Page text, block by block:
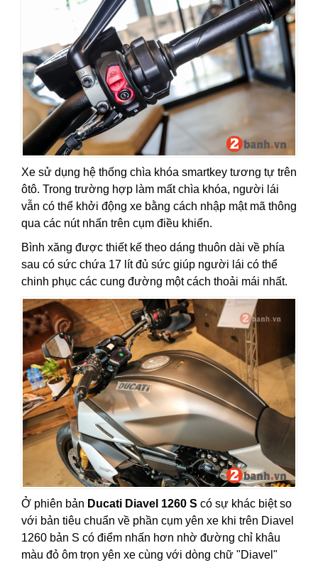
Xe sử dụng hệ thống chìa khóa smartkey tương tự trên
ôtô. Trong trường hợp làm mất chìa khóa, người lái
vẫn có thể khởi động xe bằng cách nhập mật mã thông
qua các nút nhấn trên cụm điều khiển.
Bình xăng được thiết kế theo dáng thuôn dài về phía
sau có sức chứa 17 lít đủ sức giúp người lái có thể
chinh phục các cung đường một cách thoải mái nhất.
Ở phiên bản Ducati Diavel 1260 S có sự khác biệt so
với bản tiêu chuẩn về phần cụm yên xe khi trên Diavel
1260 bản S có điểm nhấn hơn nhờ đường chỉ khâu
màu đỏ ôm trọn yên xe cùng với dòng chữ "Diavel"